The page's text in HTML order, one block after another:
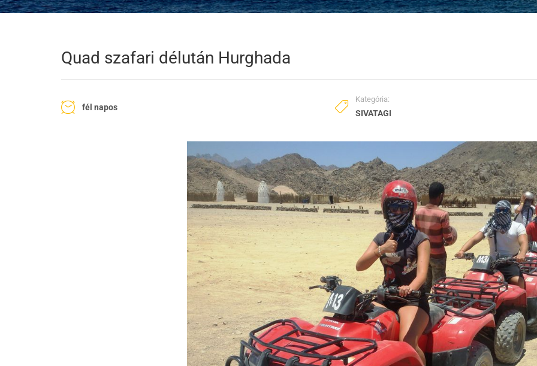
Quad szafari délután Hurghada
fél napos
Kategória:
SIVATAGI